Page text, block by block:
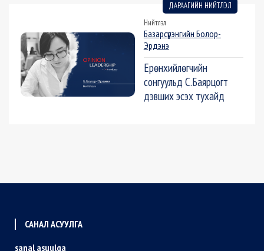
ДАРААГИЙН НИЙТЛЭЛ
Нийтлэл
Базарсүрэнгийн Болор-
Эрдэнэ
Ерөнхийлөгчийн
сонгуульд С.Баярцогт
дэвших эсэх тухайд
САНАЛ АСУУЛГА
sanal asuulga